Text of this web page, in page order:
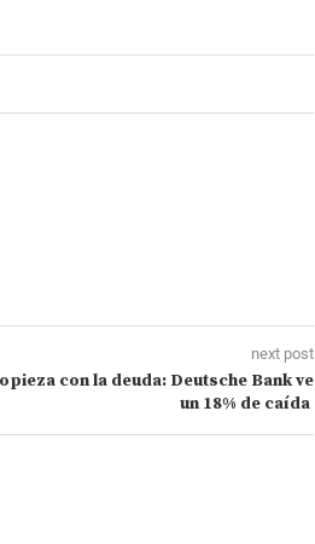
next post
con la deuda: Deutsche Bank ve
un 18% de caída